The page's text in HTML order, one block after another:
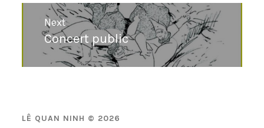
Navigation
l’article
Next
Next
post:
Concert public
LÊ QUAN NINH © 2026